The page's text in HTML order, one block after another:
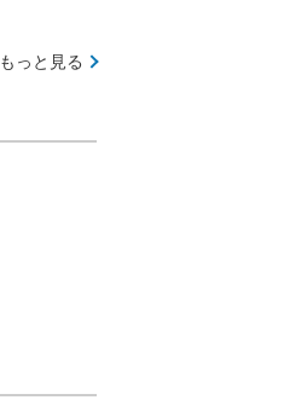
もっと見る